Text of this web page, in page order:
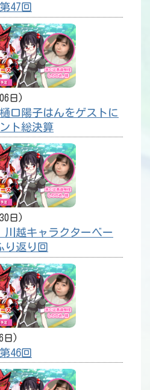
47回
日
口陽子はんをゲストに
ト総決算
日
川越キャラクターベー
り返り回
日
46回